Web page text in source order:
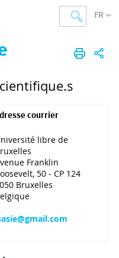
FR
courrier
libre de
Franklin
50 - CP 124
Bruxelles